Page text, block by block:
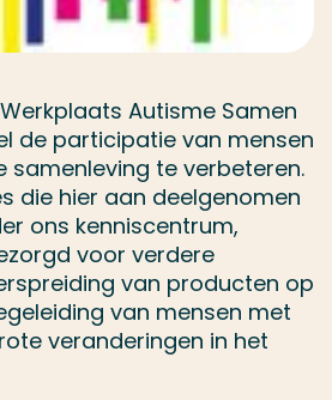
Autisme Samen
de participatie van mensen
samenleving te verbeteren.
die hier aan deelgenomen
ons kenniscentrum,
voor verdere
van producten op
van mensen met
veranderingen in het